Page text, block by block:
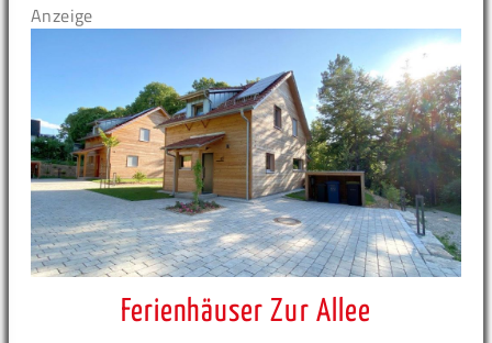
Anzeige
Ferienhäuser Zur Allee